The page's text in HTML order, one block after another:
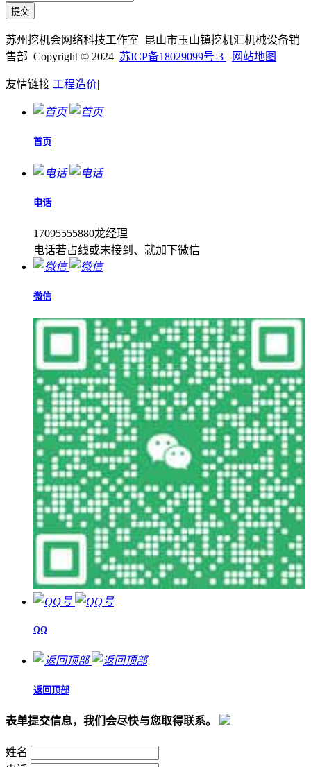
苏州挖机会网络科技工作室 昆山市玉山镇挖机汇机械设备销
售部 Copyright © 2024 苏ICP备18029099号-3 网站地图
友情链接 工程造价|
首页
电话
17095555880龙经理
电话若占线或未接到、就加下微信
微信
QQ
返回顶部
表单提交信息，我们会尽快与您取得联系。
姓名